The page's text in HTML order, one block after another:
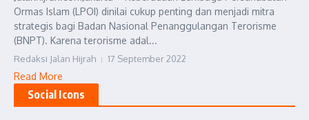
Ormas Islam (LPOI) dinilai cukup penting dan menjadi mitra
strategis bagi Badan Nasional Penanggulangan Terorisme
(BNPT). Karena terorisme adal...
Redaksi Jalan Hijrah 17 September 2022
Read More
Social Icons